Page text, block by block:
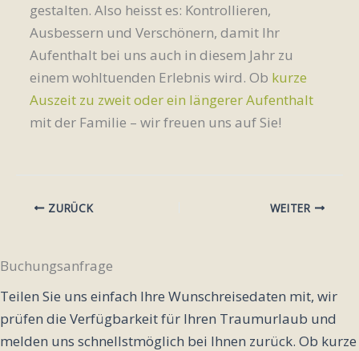
gestalten. Also heisst es: Kontrollieren,
Ausbessern und Verschönern, damit Ihr
Aufenthalt bei uns auch in diesem Jahr zu
einem wohltuenden Erlebnis wird. Ob kurze
Auszeit zu zweit oder ein längerer Aufenthalt
mit der Familie – wir freuen uns auf Sie!
ZURÜCK WEITER
Buchungsanfrage
Teilen Sie uns einfach Ihre Wunschreisedaten mit, wir
prüfen die Verfügbarkeit für Ihren Traumurlaub und
melden uns schnellstmöglich bei Ihnen zurück. Ob kurze